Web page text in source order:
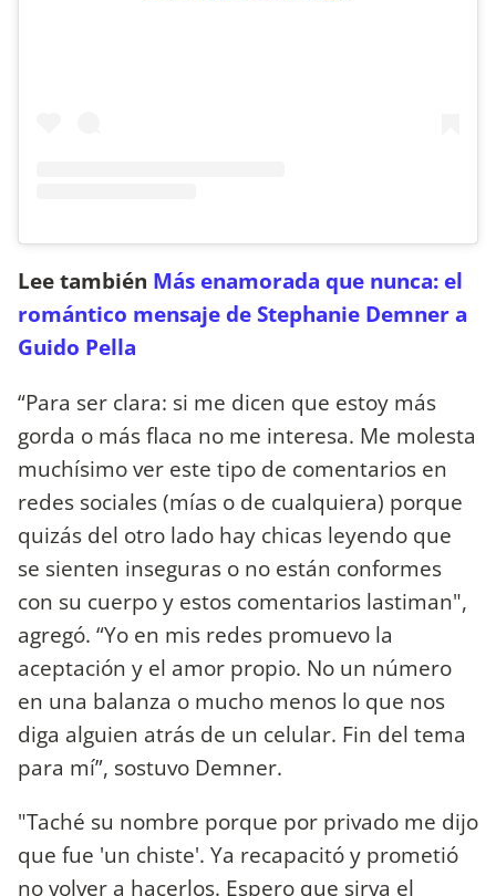
Lee también Más enamorada que nunca: el
romántico mensaje de Stephanie Demner a
Guido Pella
“Para ser clara: si me dicen que estoy más
gorda o más flaca no me interesa. Me molesta
muchísimo ver este tipo de comentarios en
redes sociales (mías o de cualquiera) porque
quizás del otro lado hay chicas leyendo que
se sienten inseguras o no están conformes
con su cuerpo y estos comentarios lastiman",
agregó. “Yo en mis redes promuevo la
aceptación y el amor propio. No un número
en una balanza o mucho menos lo que nos
diga alguien atrás de un celular. Fin del tema
para mí”, sostuvo Demner.
"Taché su nombre porque por privado me dijo
que fue 'un chiste'. Ya recapacitó y prometió
no volver a hacerlos. Espero que sirva el